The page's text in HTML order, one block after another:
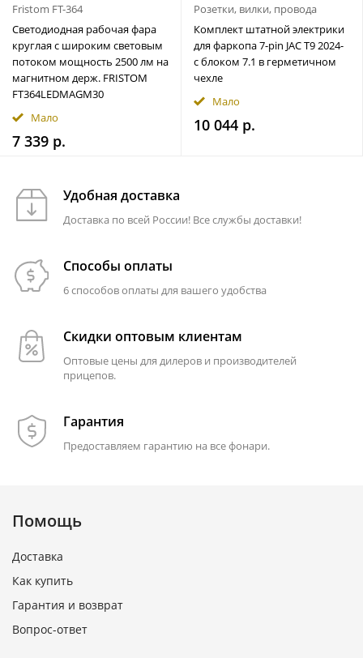
Fristom FT-364
Светодиодная рабочая фара
круглая с широким световым
потоком мощность 2500 лм на
магнитном держ. FRISTOM
FT364LEDMAGM30
Мало
7 339 р.
Розетки, вилки, провода
Комплект штатной электрики
для фаркопа 7-pin JAC T9 2024-
с блоком 7.1 в герметичном
чехле
Мало
10 044 р.
Удобная доставка
Доставка по всей России! Все службы доставки!
Способы оплаты
6 способов оплаты для вашего удобства
Скидки оптовым клиентам
Оптовые цены для дилеров и производителей
прицепов.
Гарантия
Предоставляем гарантию на все фонари.
Помощь
Доставка
Как купить
Гарантия и возврат
Вопрос-ответ